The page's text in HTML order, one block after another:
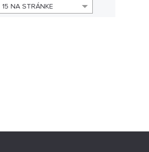
15 NA STRÁNKE